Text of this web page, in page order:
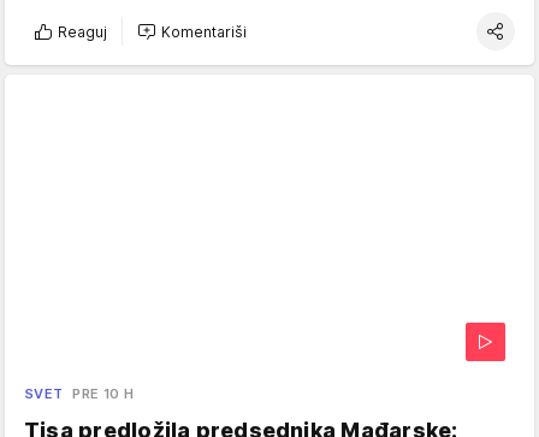
Reaguj Komentariši
SVET PRE 10 H
Tisa predložila predsednika Mađarske: